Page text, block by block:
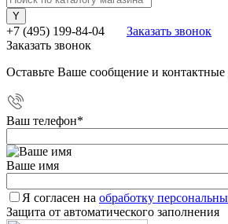
+7 (495) 199-84-04
Заказать звонок
Заказать звонок
Оставьте Ваше сообщение и
Ваш телефон*
Ваше имя
Я согласен на обработку
Защита от автоматического заполнения